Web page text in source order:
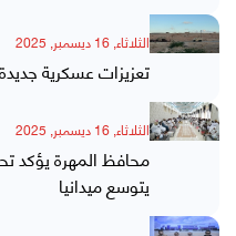
الثلاثاء, 16 ديسمبر, 2025
تعزيزات عسكرية
الثلاثاء, 16 ديسمبر, 2025
محافظ المهرة يؤكد
يتوسع ميدانيا